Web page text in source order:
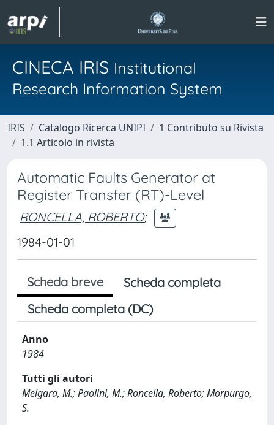
CINECA IRIS Institutional
Research Information System
IRIS Catalogo Ricerca UNIPI
1 Contributo su Rivista
1.1 Articolo in rivista
Automatic Faults Generator at
Register Transfer (RT)-Level
RONCELLA, ROBERTO;
1984-01-01
Scheda breve
Scheda completa
Scheda completa (DC)
Anno
1984
Tutti gli autori
Melgara, M.; Paolini, M.; Roncella, Roberto; Morpurgo,
S.